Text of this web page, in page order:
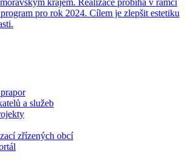
pro rok 2024. Cílem je zlepšit estetiku
a služeb
zřízených obcí